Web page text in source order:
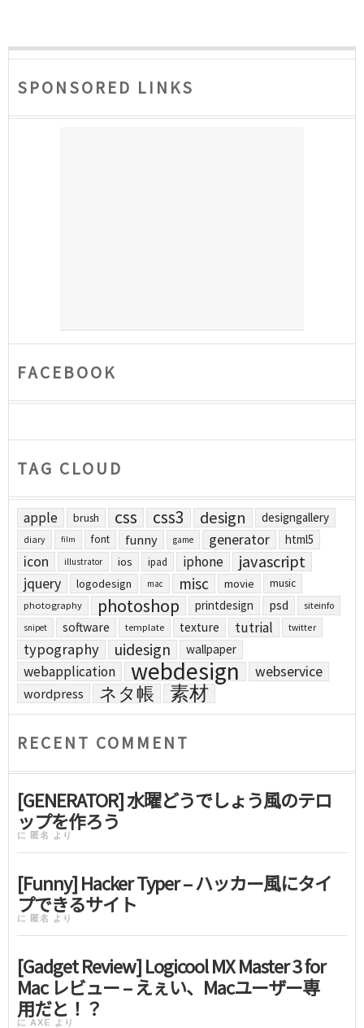
SPONSORED LINKS
FACEBOOK
TAG CLOUD
apple brush css css3 design designgallery
diary film font funny game generator html5
icon illustrator ios ipad iphone javascript
jquery logodesign mac misc movie music
photography photoshop printdesign psd siteinfo
snipet software template texture tutrial twitter
typography uidesign wallpaper
webapplication webdesign webservice
wordpress ネタ帳 素材
RECENT COMMENT
[GENERATOR] 水曜どうでしょう風のテロ
ップを作ろう
に 匿名 より
[Funny] Hacker Typer – ハッカー風にタイ
プできるサイト
に 匿名 より
[Gadget Review] Logicool MX Master 3 for
Mac レビュー – えぇい、Macユーザー専
用だと！？
に AXE より